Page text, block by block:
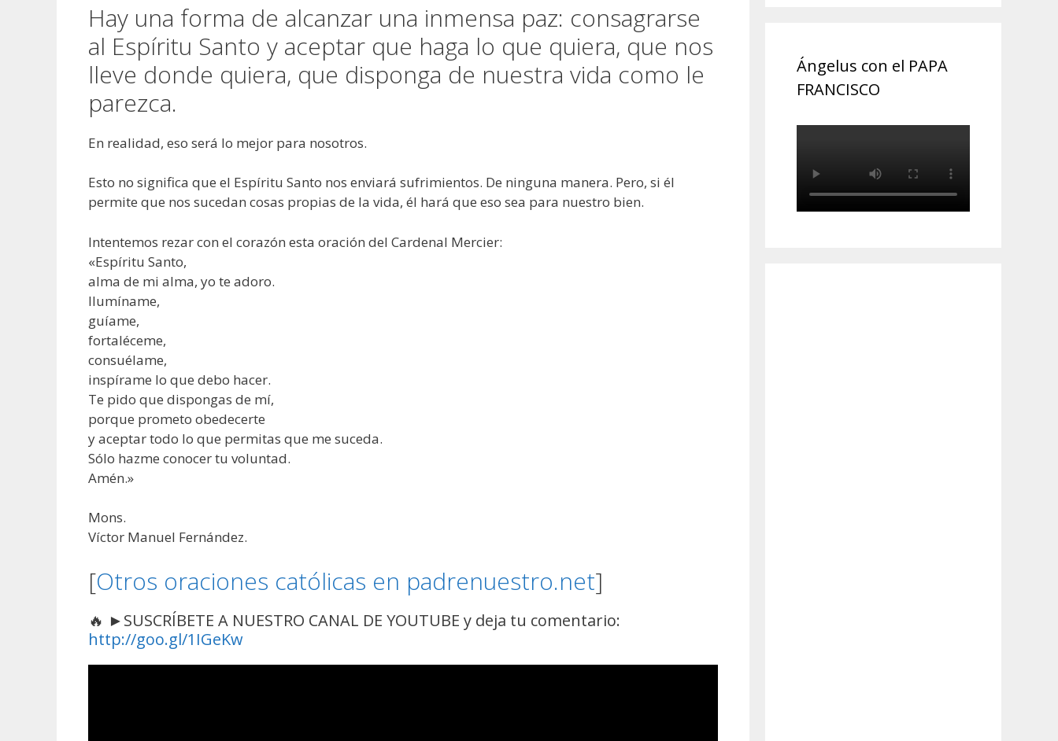
Hay una forma de alcanzar una inmensa paz: consagrarse
al Espíritu Santo y aceptar que haga lo que quiera, que nos
lleve donde quiera, que disponga de nuestra vida como le
parezca.
En realidad, eso será lo mejor para nosotros.
Esto no significa que el Espíritu Santo nos enviará sufrimientos. De ninguna manera. Pero, si él
permite que nos sucedan cosas propias de la vida, él hará que eso sea para nuestro bien.
Intentemos rezar con el corazón esta oración del Cardenal Mercier:
«Espíritu Santo,
alma de mi alma, yo te adoro.
Ilumíname,
guíame,
fortaléceme,
consuélame,
inspírame lo que debo hacer.
Te pido que dispongas de mí,
porque prometo obedecerte
y aceptar todo lo que permitas que me suceda.
Sólo hazme conocer tu voluntad.
Amén.»
Mons.
Víctor Manuel Fernández.
[Otros oraciones católicas en padrenuestro.net]
🔥 ►SUSCRÍBETE A NUESTRO CANAL DE YOUTUBE y deja tu comentario:
http://goo.gl/1IGeKw
Ángelus con el PAPA
FRANCISCO